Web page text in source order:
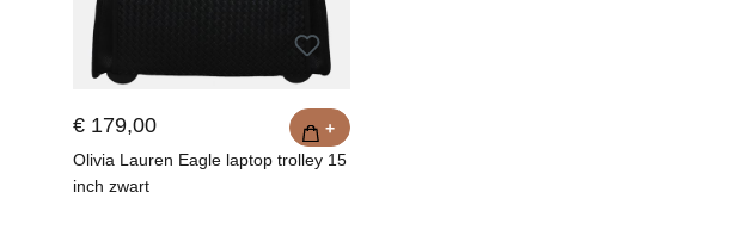
€ 179,00
Olivia Lauren Eagle laptop trolley 15
inch zwart
+